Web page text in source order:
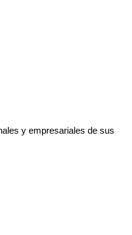
y empresariales de sus